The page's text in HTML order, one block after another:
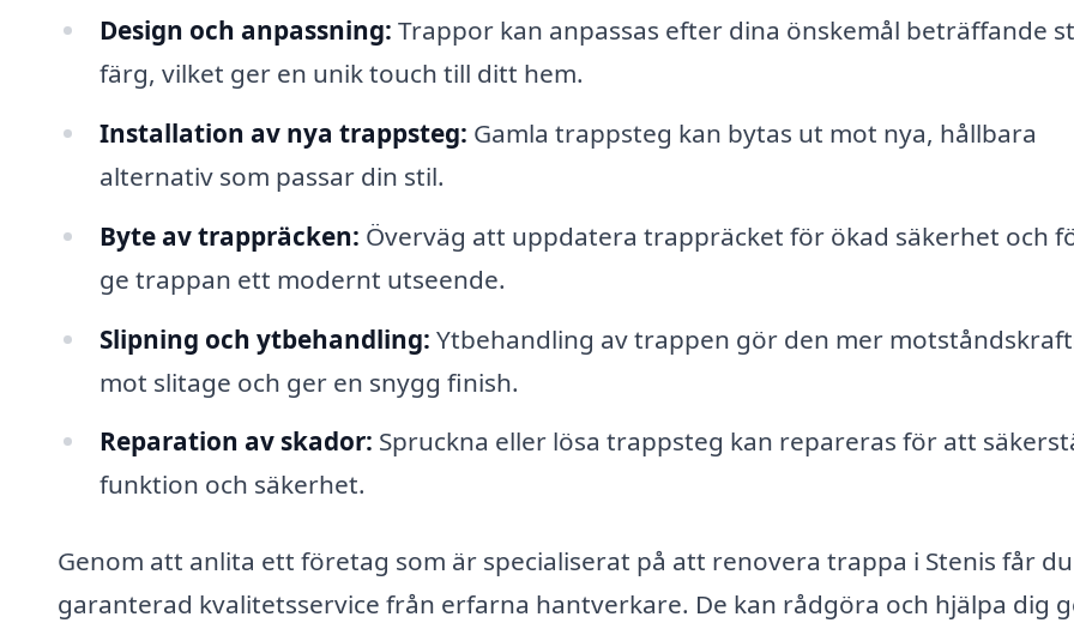
Design och anpassning: Trappor kan anpassas efter dina önskemål beträffande
färg, vilket ger en unik touch till ditt hem.
Installation av nya trappsteg: Gamla trappsteg kan bytas ut mot nya, hållbara
alternativ som passar din stil.
Byte av trappräcken: Överväg att uppdatera trappräcket för ökad säkerhet och
ge trappan ett modernt utseende.
Slipning och ytbehandling: Ytbehandling av trappen gör den mer
mot slitage och ger en snygg finish.
Reparation av skador: Spruckna eller lösa trappsteg kan repareras för att
funktion och säkerhet.
Genom att anlita ett företag som är specialiserat på att renovera trappa i Stenis får
garanterad kvalitetsservice från erfarna hantverkare. De kan rådgöra och hjälpa dig